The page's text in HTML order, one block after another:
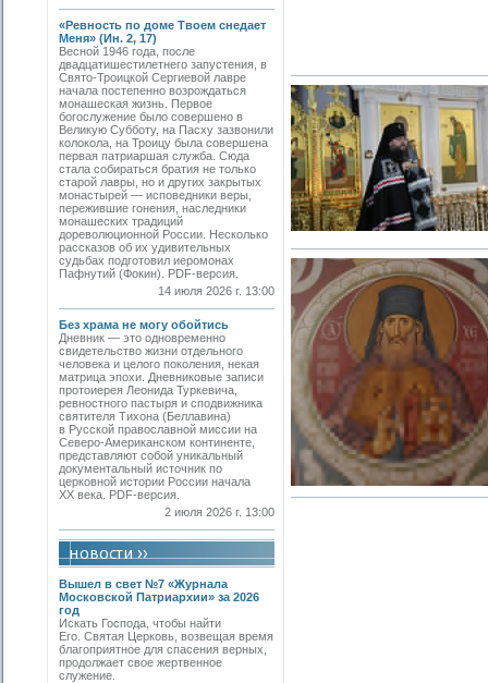
«Ревность по доме Твоем снедает
Меня» (Ин. 2, 17)
Весной 1946 года, после
двадцатишестилетнего запустения, в
Свято-­Троицкой Сергиевой лавре
начала постепенно возрождаться
монашеская жизнь. Первое
богослужение было совершено в
Великую Субботу, на Пасху зазвонили
колокола, на Троицу была совершена
первая патриаршая служба. Сюда
стала собираться братия не только
старой лавры, но и других закрытых
монастырей — исповедники веры,
пережившие гонения, наследники
монашеских традиций
дореволюционной России. Несколько
рассказов об их удивительных
судьбах подготовил иеромонах
Пафнутий (Фокин). PDF-версия.
14 июля 2026 г. 13:00
Без храма не могу обойтись
Дневник — это одновременно
свидетельство жизни отдельного
человека и целого поколения, некая
матрица эпохи. Дневниковые записи
протоиерея Леонида Туркевича,
ревностного пастыря и сподвижника
святителя Тихона (Беллавина)
в Русской православной миссии на
Северо-Американском континенте,
представляют собой уникальный
документальный источник по
церковной истории России начала
ХХ века. PDF-версия.
2 июля 2026 г. 13:00
Вышел в свет №7 «Журнала
Московской Патриархии» за 2026
год
Искать Господа, чтобы найти
Его. Святая Церковь, возвещая время
благоприятное для спасения верных,
продолжает свое жертвенное
служение.